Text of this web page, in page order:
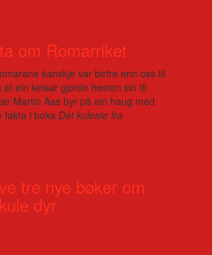
om Romarriket
kanskje var betre enn oss til
at ein keisar gjorde hesten sin til
Martin Aas byr på ein haug med
fakta i boka Det kuleste fra
tre nye bøker om
dyr